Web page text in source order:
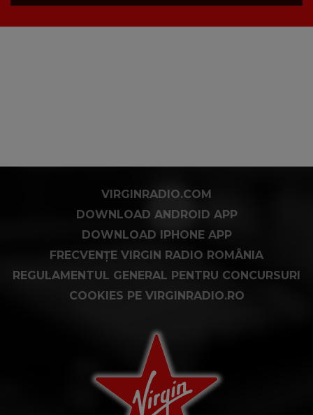
VIRGINRADIO.COM
DOWNLOAD ANDROID APP
DOWNLOAD IPHONE APP
FRECVENȚE VIRGIN RADIO ROMÂNIA
REGULAMENTUL GENERAL PENTRU CONCURSURI
COOKIES PE VIRGINRADIO.RO